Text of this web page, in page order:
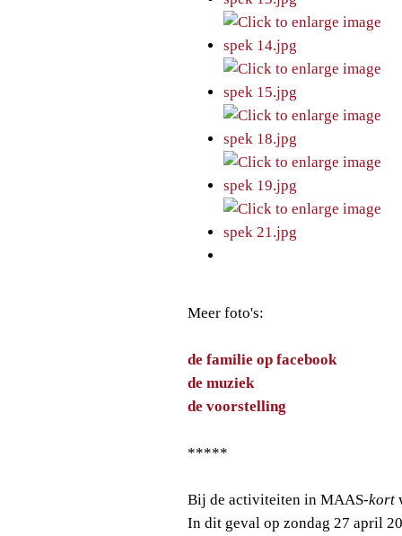
Meer foto's:
de familie op facebook
de muziek
de voorstelling
*****
Bij de activiteiten in MAAS-kort
In dit geval op zondag 27 april